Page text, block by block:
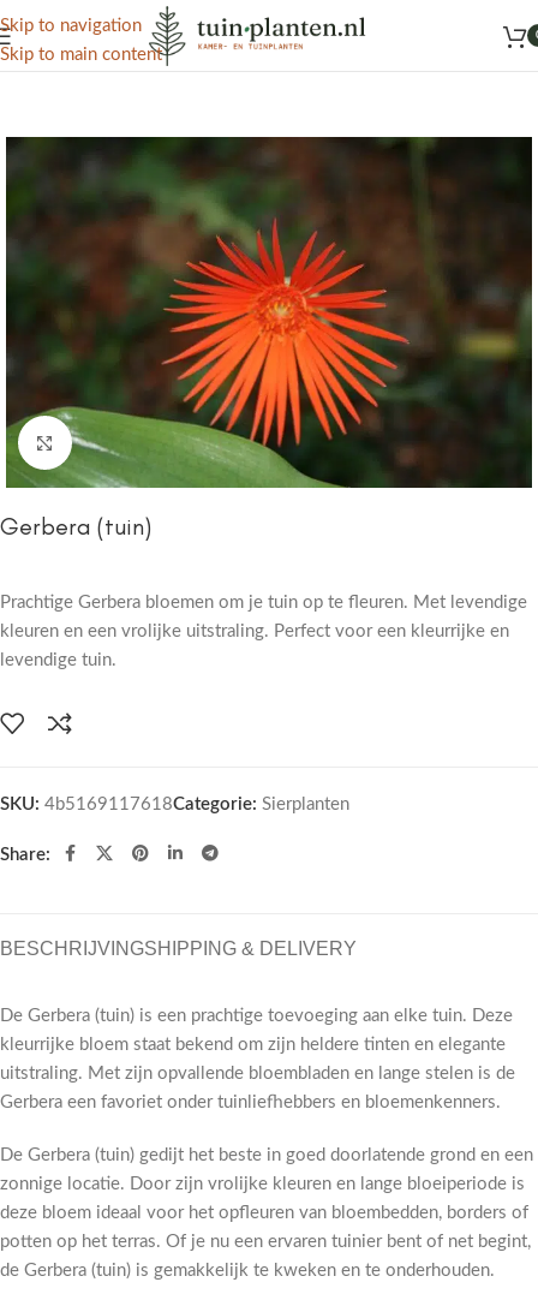
Skip to navigation
Skip to main content
Het grootste aanbod kamer- en tuinplanten
Home/ Kennisbank/Sierplanten
Click to enlarge
Gerbera (tuin)
Prachtige Gerbera bloemen om je tuin op te fleuren. Met levendige
kleuren en een vrolijke uitstraling. Perfect voor een kleurrijke en
levendige tuin.
SKU: 4b5169117618Categorie: Sierplanten
Share:
BESCHRIJVINGSHIPPING & DELIVERY
De Gerbera (tuin) is een prachtige toevoeging aan elke tuin. Deze
kleurrijke bloem staat bekend om zijn heldere tinten en elegante
uitstraling. Met zijn opvallende bloembladen en lange stelen is de
Gerbera een favoriet onder tuinliefhebbers en bloemenkenners.
De Gerbera (tuin) gedijt het beste in goed doorlatende grond en een
zonnige locatie. Door zijn vrolijke kleuren en lange bloeiperiode is
deze bloem ideaal voor het opfleuren van bloembedden, borders of
potten op het terras. Of je nu een ervaren tuinier bent of net begint,
de Gerbera (tuin) is gemakkelijk te kweken en te onderhouden.